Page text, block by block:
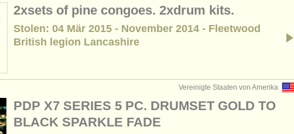
2xsets of pine congoes. 2xdrum kits.
Stolen: 04 Mär 2015 - November 2014 - Fleetwood
British legion Lancashire
Vereinigte Staaten von Amerika
PDP X7 SERIES 5 PC. DRUMSET GOLD TO
BLACK SPARKLE FADE